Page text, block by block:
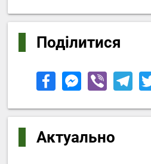
Поділитися
Актуально